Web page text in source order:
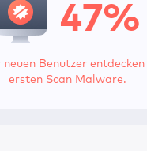
47%
neuen Benutzer entdecken
ersten Scan Malware.